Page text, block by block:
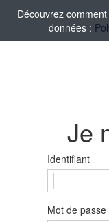
Découvrez
données :
Je
Identifiant
Mot de passe